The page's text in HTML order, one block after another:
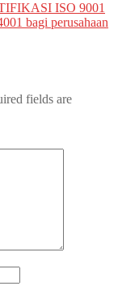
ISO 9001
bagi perusahaan
fields are